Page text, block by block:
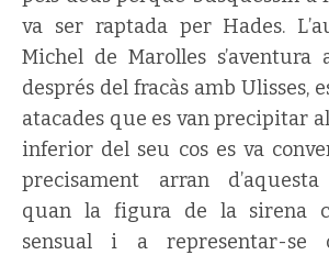
va ser raptada per Hades.
Michel de Marolles s’aventura
després del fracàs amb Ulisses,
atacades que es van precipitar
inferior del seu cos es va
precisament arran
quan la figura de la sirena
sensual i a representar-se